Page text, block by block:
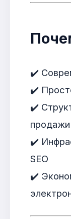
✔️
✔️
✔️
продажи
✔️
SEO
✔️